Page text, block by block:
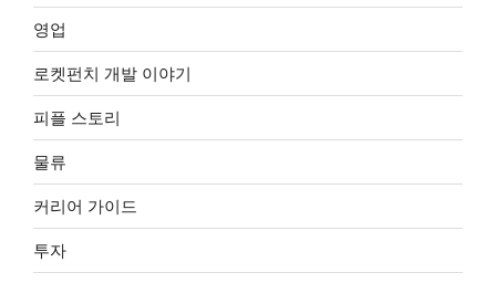
영업
로켓펀치 개발 이야기
피플 스토리
물류
커리어 가이드
투자